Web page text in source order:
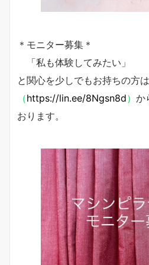
＊モニター募集＊
「私も体験してみたい」
と関心を少しでもお持ちの方は
（https://lin.ee/8Ngsn8d） か
おります。